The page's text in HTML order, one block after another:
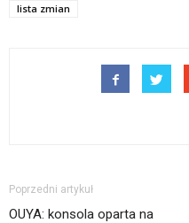
lista zmian
Poprzedni artykuł
OUYA: konsola oparta na